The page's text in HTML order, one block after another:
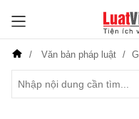
Văn bản pháp luật